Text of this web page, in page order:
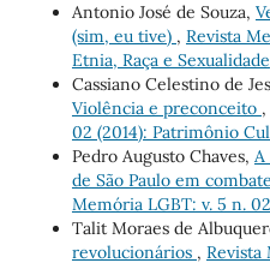
Antonio José de Souza,
(sim, eu tive) , Revista
Etnia, Raça e Sexualidade
Cassiano Celestino de
Violência e preconceito ,
02 (2014): Patrimônio
Pedro Augusto Chaves, A
de São Paulo em
Memória LGBT: v. 5 n.
Talit Moraes de
revolucionários , Revista